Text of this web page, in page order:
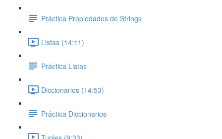
Práctica Propiedades de Strings
Listas (14:11)
Práctica Listas
Diccionarios (14:53)
Práctica Diccionarios